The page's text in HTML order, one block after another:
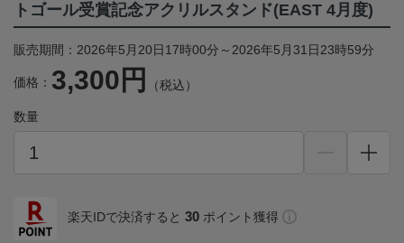
トゴール受賞記念アクリルスタンド(EAST 4月度)
販売期間：2026年5月20日17時00分～2026年5月31日23時59分
価格： 3,300円 （税込）
数量
楽天IDで決済すると 30 ポイント獲得